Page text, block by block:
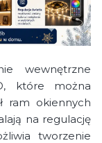
wewnętrzne
które można
ram okiennych
na regulację
tworzenie